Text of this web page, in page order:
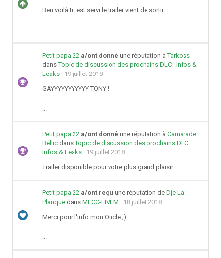
Ben voilà tu est servi le trailer vient de sortir
...
Petit papa 22 a/ont donné une réputation àTarkoss
dansTopic de discussion des prochains DLC : Infos &
Leaks
19 juillet 2018
GAYYYYYYYYYYY TONY !
...
Petit papa 22 a/ont donné une réputation à Camarade
Bellic dansTopic de discussion des prochains DLC :
Infos & Leaks
19 juillet 2018
Trailer disponible pour votre plus grand plaisir :
Petit papa 22 a/ont reçu une réputation de Dje La
Planque dans MFCC-FIVEM
18 juillet 2018
Merci pour l'info mon Oncle ;)
...